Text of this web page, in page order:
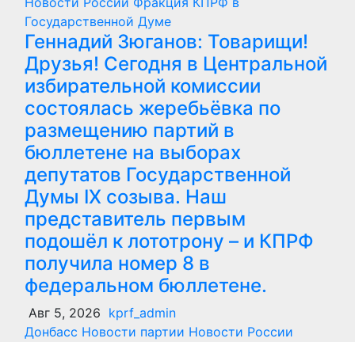
Государственной Думе
Геннадий Зюганов: Товарищи!
Друзья! Сегодня в Центральной
избирательной комиссии
состоялась жеребьёвка по
размещению партий в
бюллетене на выборах
депутатов Государственной
Думы IX созыва. Наш
представитель первым
подошёл к лототрону – и КПРФ
получила номер 8 в
федеральном бюллетене.
Авг 5, 2026 kprf_admin
Донбасс Новости партии Новости России